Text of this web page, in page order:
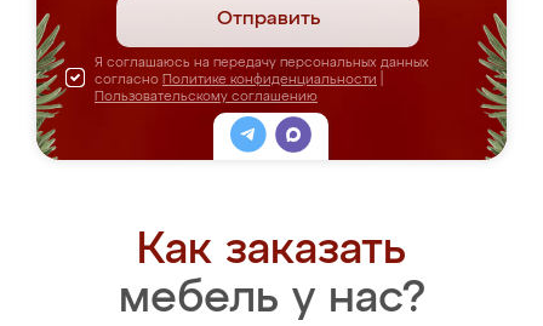
Отправить
Я соглашаюсь на передачу персональных данных
согласно Политике конфиденциальности
Пользовательскому соглашению
Как заказать
мебель у нас?